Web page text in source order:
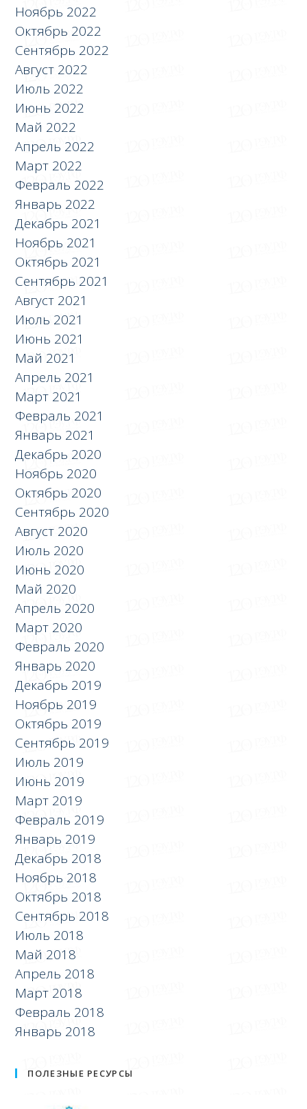
Ноябрь 2022
Октябрь 2022
Сентябрь 2022
Август 2022
Июль 2022
Июнь 2022
Май 2022
Апрель 2022
Март 2022
Февраль 2022
Январь 2022
Декабрь 2021
Ноябрь 2021
Октябрь 2021
Сентябрь 2021
Август 2021
Июль 2021
Июнь 2021
Май 2021
Апрель 2021
Март 2021
Февраль 2021
Январь 2021
Декабрь 2020
Ноябрь 2020
Октябрь 2020
Сентябрь 2020
Август 2020
Июль 2020
Июнь 2020
Май 2020
Апрель 2020
Март 2020
Февраль 2020
Январь 2020
Декабрь 2019
Ноябрь 2019
Октябрь 2019
Сентябрь 2019
Июль 2019
Июнь 2019
Март 2019
Февраль 2019
Январь 2019
Декабрь 2018
Ноябрь 2018
Октябрь 2018
Сентябрь 2018
Июль 2018
Май 2018
Апрель 2018
Март 2018
Февраль 2018
Январь 2018
ПОЛЕЗНЫЕ РЕСУРСЫ